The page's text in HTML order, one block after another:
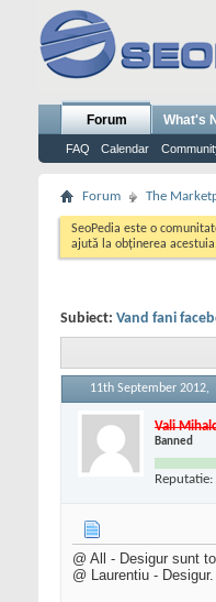
Forum
FAQ Calendar
What's
Forum The
SeoPedia este o
ajută la obținerea
Subiect: Vand fani
11th September 2012,
Vali
Banned
Reputatie:
@ All - Desigur sunt
@ Laurentiu - Desigur.